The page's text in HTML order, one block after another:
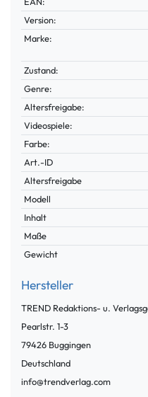
Merkmal
Version:
Marke:
Zustand:
Genre:
Altersfreigabe:
Videospiele:
Farbe:
Technisches
Merkmal
Wert
Art.-ID
Altersfreigabe
Modell
Inhalt
Maße
Gewicht
Hersteller
TREND Redaktions- u.
Pearlstr. 1-3
79426 Buggingen
Deutschland
info@trendverlag.com